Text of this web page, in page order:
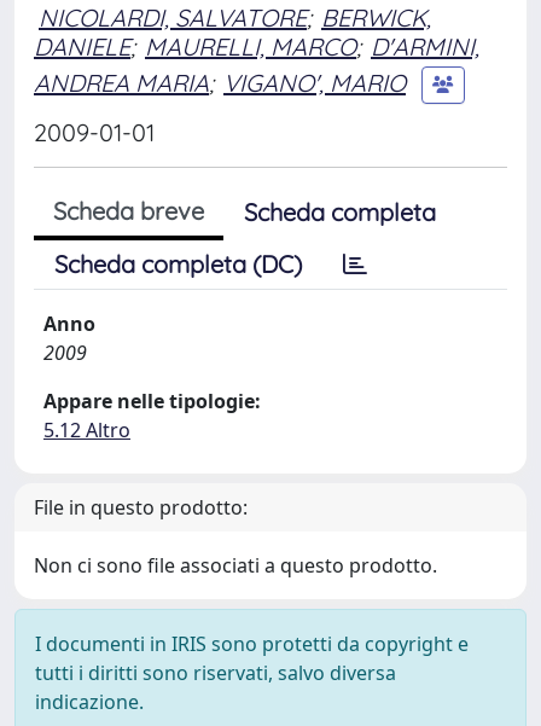
NICOLARDI, SALVATORE; BERWICK,
DANIELE; MAURELLI, MARCO; D'ARMINI,
ANDREA MARIA; VIGANO', MARIO
2009-01-01
Scheda breve
Scheda completa
Scheda completa (DC)
Anno
2009
Appare nelle tipologie:
5.12 Altro
File in questo prodotto:
Non ci sono file associati a questo prodotto.
I documenti in IRIS sono protetti da copyright e
tutti i diritti sono riservati, salvo diversa
indicazione.